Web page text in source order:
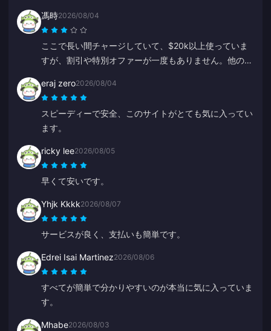
馮時2026/08/04
ここで長い間チャージしていて、$20k以上使っていま
すが、割引や特別オファーが一度もありません。他のプ
ます。常連客への特典がないのは残念です。
eraj zero2026/08/04
スピーディーで安全、このサイトがとても気に入ってい
ます。
ricky lee2026/08/05
早くて安いです。
Yhjk Kkkk2026/08/07
サービスが良く、支払いも簡単です。
Edrei Isai Martinez2026/08/06
すべてが簡単で分かりやすいのが本当に気に入っていま
す。
Mhabe2026/08/03